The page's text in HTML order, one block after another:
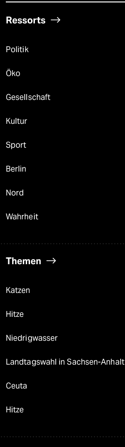
Ressorts
Politik
Öko
Gesellschaft
Kultur
Sport
Berlin
Nord
Wahrheit
Themen
Katzen
Hitze
Niedrigwasser
Landtagswahl in Sachsen-Anhalt
Ceuta
Hitze